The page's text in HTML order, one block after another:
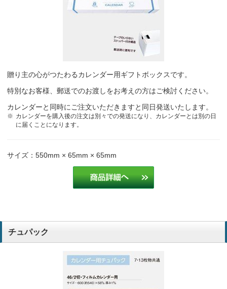
贈り主の心がつたわるカレンダー用ギフトボックスです。
特別なお客様、郵送でのお渡しをお考えの方はご検討ください。
カレンダーと同時にご注文いただきますと同日発送いたします。
カレンダーを購入後の注文は別々での発送になり、カレンダーとは別の日
に届くことになります。
サイズ：550mm × 65mm × 65mm
チュパック